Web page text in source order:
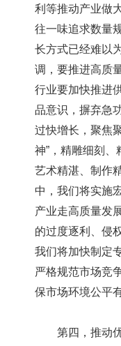
利等推动产业做
往一味追求数量
长方式已经难以
调，要推进高质
行业要加快推进
品意识，摒弃急
过快增长，聚焦
神”，精雕细刻、
艺术精湛、制作
中，我们将实施
产业走高质量发
的过度逐利、侵
我们将加快制定
严格规范市场竞
保市场环境公平
第四，推动优